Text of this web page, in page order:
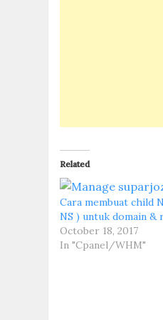
Related
Cara membuat child
NS ) untuk domain &
October 18, 2017
In "Cpanel/WHM"